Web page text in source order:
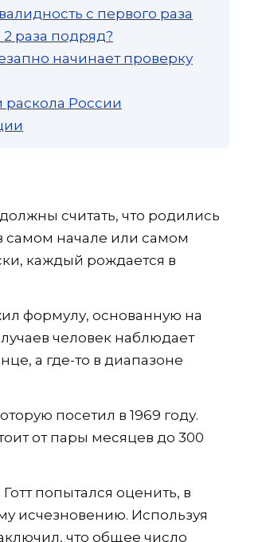
с первого раза
раза подряд?
начинает проверку
раскола России
считать, что родились
самом начале или самом
каждый рождается в
формулу, основанную на
человек наблюдает
а где-то в диапазоне
посетил в 1969 году.
от пары месяцев до 300
попытался оценить, в
исчезновению. Используя
что общее число